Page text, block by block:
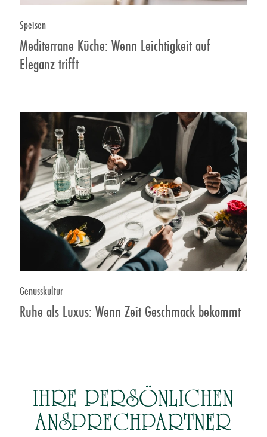
Speisen
Mediterrane Küche: Wenn Leichtigkeit auf
Eleganz trifft
Genusskultur
Ruhe als Luxus: Wenn Zeit Geschmack bekommt
IHRE PERSÖNLICHEN
ANSPRECHPARTNER